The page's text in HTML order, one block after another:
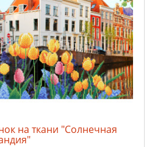
на ткани "Солнечная